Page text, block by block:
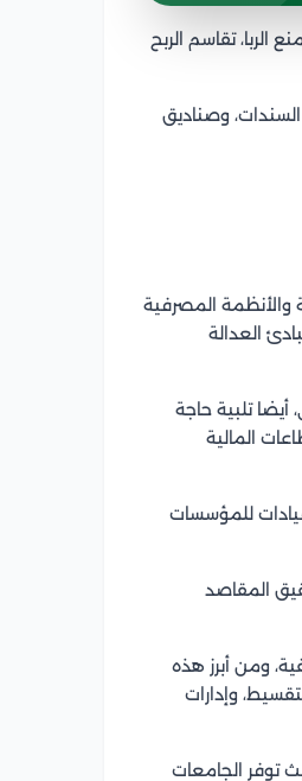
تقاسم الربح
السندات، وصناديق
والأنظمة المصرفية
العدالة
تلبية حاجة
المالية
للمؤسسات
المقاصد
ومن أبرز هذه
وإدارات
توفر الجامعات